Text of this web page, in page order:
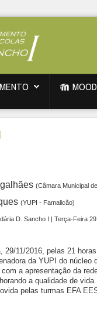
(Câmara Municipal
(YUPI - Famalicão)
D. Sancho I | Terça-Feira
29/11/2016, pelas 21
da YUPI do
a apresentação da
a qualidade de vida.
pelas turmas EFA